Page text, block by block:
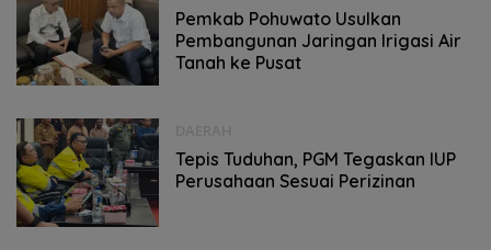
Pemkab Pohuwato Usulkan
Pembangunan Jaringan Irigasi Air
Tanah ke Pusat
Tepis Tuduhan, PGM Tegaskan IUP
Perusahaan Sesuai Perizinan